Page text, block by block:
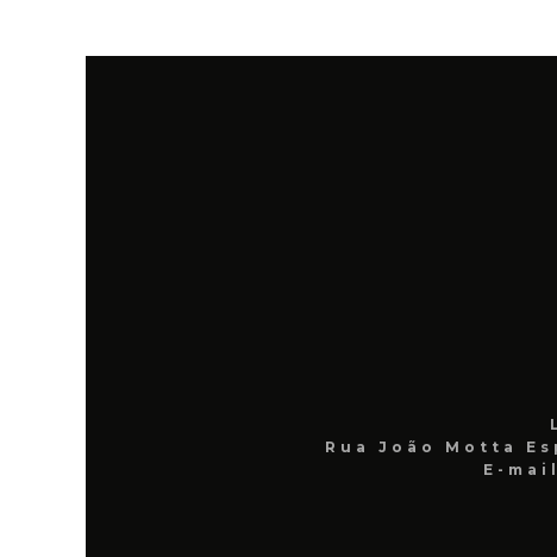
Rua João Motta
E-